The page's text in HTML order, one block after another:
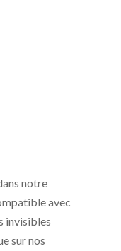
notre
avec
invisibles
sur nos